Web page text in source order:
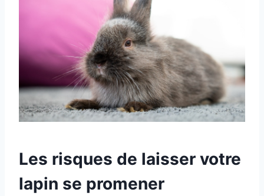
Les risques de laisser votre
lapin se promener